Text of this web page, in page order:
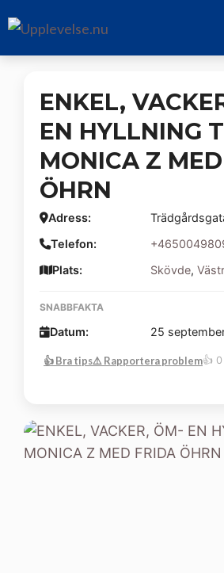
till
innehåll
ENKEL,
EN HYLLNING
MONICA Z
ÖHRN
Adress:
Telefon:
Plats:
Skövde,
SNABBFAKTA
Datum: 25
👍 Bra tips⚠️ Rapportera problem👍